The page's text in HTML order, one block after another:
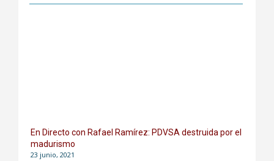
En Directo con Rafael Ramírez: PDVSA destruida por el
madurismo
23 junio, 2021